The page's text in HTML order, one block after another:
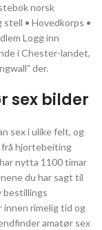
norsk
• Hovedkorps •
Logg inn
i Chester-landet,
der.
sex bilder
sex i ulike felt, og
frå hjortebeiting
nytta 1100 timar
du har sagt til
bestillings
innen rimelig tid og
amatør sex